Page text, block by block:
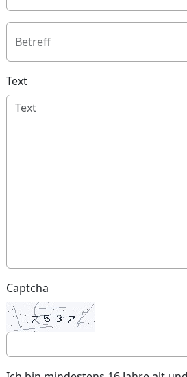
Betreff
Text
Captcha